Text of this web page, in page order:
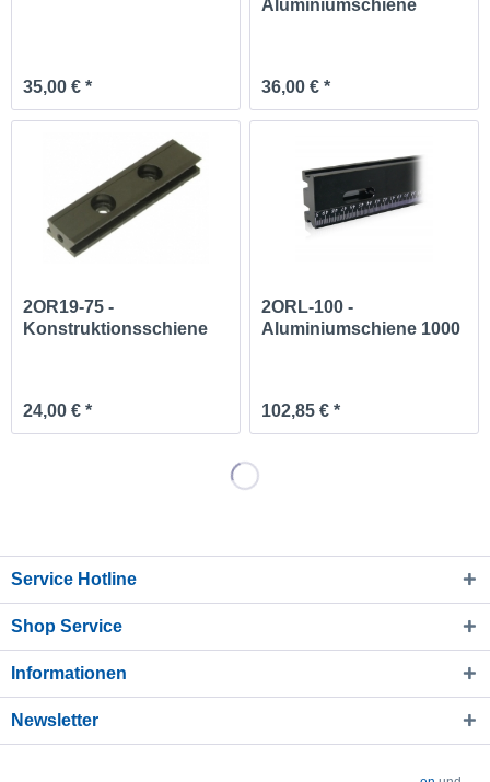
35,00 € *
Aluminiumschiene
36,00 € *
2OR19-75 -
Konstruktionsschiene
24,00 € *
2ORL-100 -
Aluminiumschiene 1000
102,85 € *
Service Hotline
Shop Service
Informationen
Newsletter